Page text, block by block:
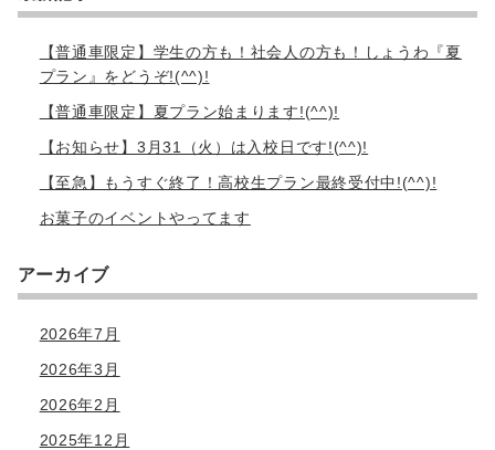
【普通車限定】学生の方も！社会人の方も！しょうわ『夏
プラン』をどうぞ!(^^)!
【普通車限定】夏プラン始まります!(^^)!
【お知らせ】3月31（火）は入校日です!(^^)!
【至急】もうすぐ終了！高校生プラン最終受付中!(^^)!
お菓子のイベントやってます
アーカイブ
2026年7月
2026年3月
2026年2月
2025年12月